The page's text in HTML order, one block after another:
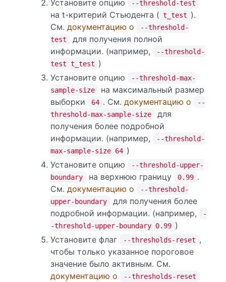
Установите опцию --threshold-test
на t-критерий Стьюдента ( t_test ).
См. документацию о
--threshold-
test
для получения полной
информации. (например,
--threshold-
test t_test )
Установите опцию
--threshold-max-
sample-size
на максимальный размер
выборки
64 . См. документацию о
--
threshold-max-sample-size
для
получения более подробной
информации. (например,
--threshold-
max-sample-size 64 )
Установите опцию
--threshold-upper-
boundary
на верхнюю границу 0.99 .
См. документацию о
--threshold-
upper-boundary
для получения более
подробной информации. (например,
-
-threshold-upper-boundary 0.99 )
Установите флаг
--thresholds-reset ,
чтобы только указанное пороговое
значение было активным. См.
документацию о
--thresholds-reset